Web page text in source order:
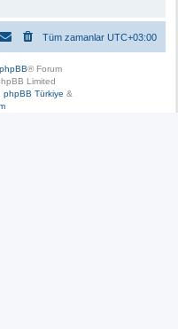
Tüm zamanlar UTC+03:00
phpBB® Forum
Limited
phpBB Türkiye &